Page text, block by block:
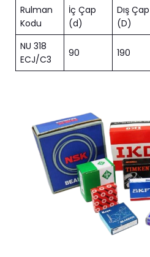
Rulman
Kodu
İç Çap
(d)
Dış Çap
(D)
NU 318
ECJ/C3
90 190